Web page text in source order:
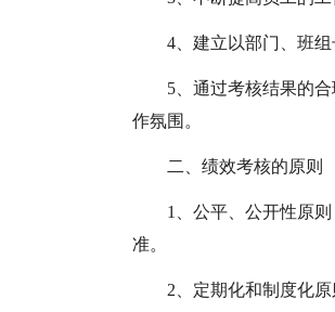
4、建立以部门、班
5、通过考核结果的
作氛围。
二、绩效考核的原则
1、公平、公开性原
准。
2、定期化和制度化